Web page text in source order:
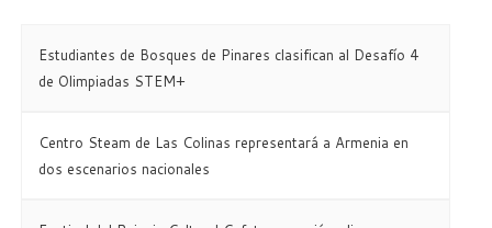
Estudiantes de Bosques de Pinares clasifican al Desafío 4
de Olimpiadas STEM+
Centro Steam de Las Colinas representará a Armenia en
dos escenarios nacionales